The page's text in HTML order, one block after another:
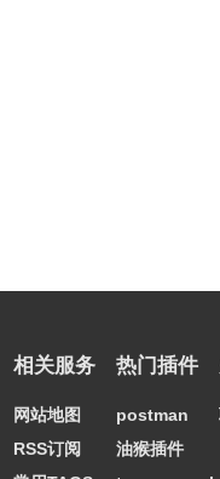
相关服务
网站地图
RSS订阅
热门插件
postman
油猴插件